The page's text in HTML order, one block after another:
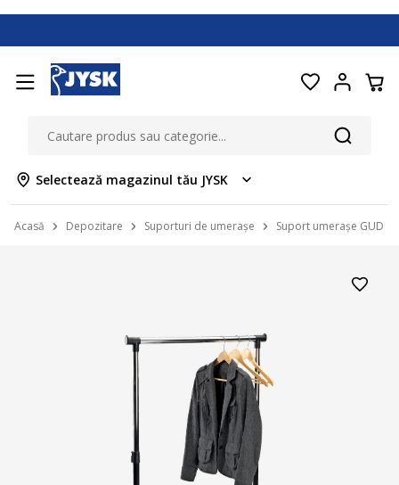
Selectează magazinul tău JYSK
Acasă Depozitare Suporturi de umerașe Suport umerașe